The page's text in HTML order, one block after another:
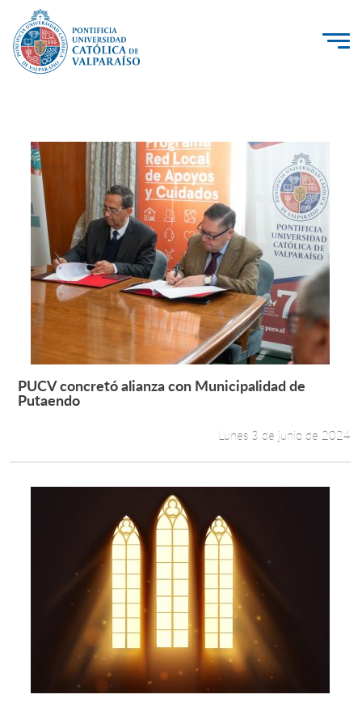
PUCV Internacional
Vinculación con el Medio
Admisión
Pregrado
Postgrado
Formación Continua
Estudiantes
Funcionarios
Leer más +
PUCV concretó alianza con Municipalidad de
Putaendo
Lunes 3 de junio de 2024